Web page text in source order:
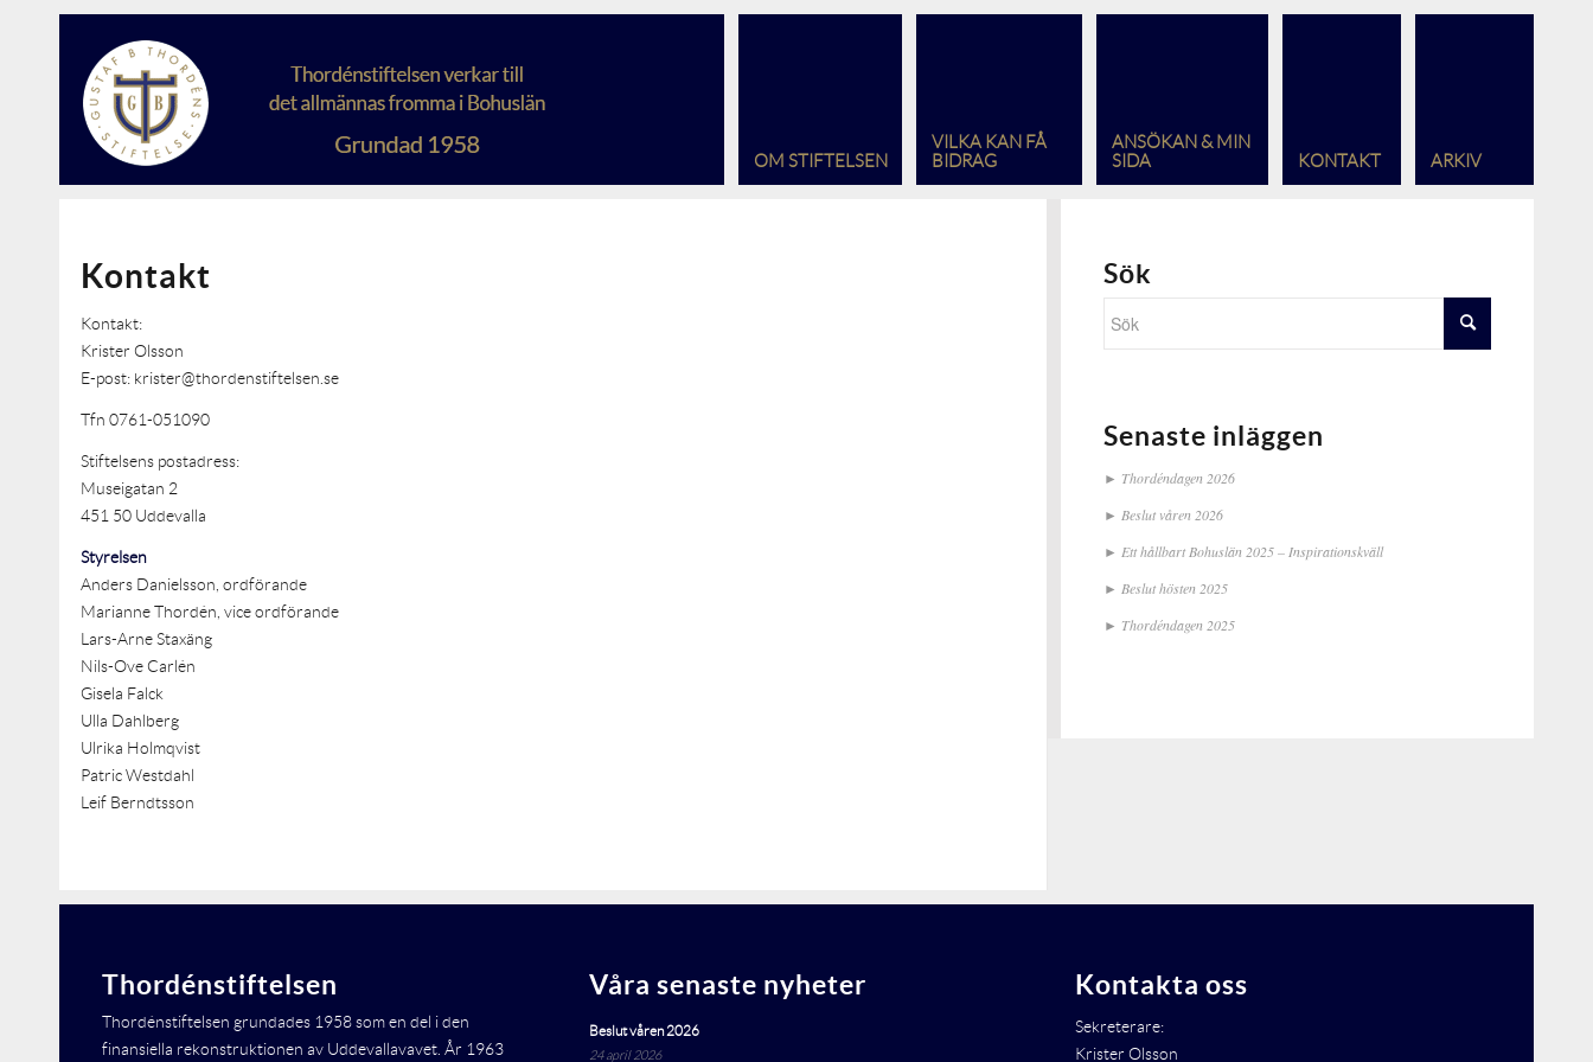
OM STIFTELSEN
VILKA KAN FÅ
BIDRAG
ANSÖKAN & MIN
SIDA
KONTAKT ARKIV
Kontakt
Kontakt:
Krister Olsson
E-post: krister@thordenstiftelsen.se
Tfn 0761-051090
Stiftelsens postadress:
Museigatan 2
451 50 Uddevalla
Styrelsen
Anders Danielsson, ordförande
Marianne Thordén, vice ordförande
Lars-Arne Staxäng
Nils-Ove Carlén
Gisela Falck
Ulla Dahlberg
Ulrika Holmqvist
Patric Westdahl
Leif Berndtsson
Sök
Senaste inläggen
Thordéndagen 2026
Beslut våren 2026
Ett hållbart Bohuslän 2025 – Inspirationskväll
Beslut hösten 2025
Thordéndagen 2025
Thordénstiftelsen
Thordénstiftelsen grundades 1958 som en del i den
finansiella rekonstruktionen av Uddevallavavet. År 1963
Våra senaste nyheter
Beslut våren 2026
24 april 2026
Kontakta oss
Sekreterare:
Krister Olsson